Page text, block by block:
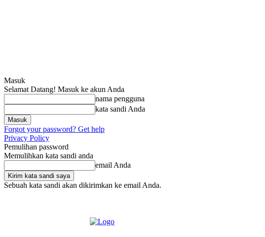
Masuk
Selamat Datang! Masuk ke akun Anda
nama pengguna
kata sandi Anda
Forgot your password? Get help
Privacy Policy
Pemulihan password
Memulihkan kata sandi anda
email Anda
Sebuah kata sandi akan dikirimkan ke email Anda.